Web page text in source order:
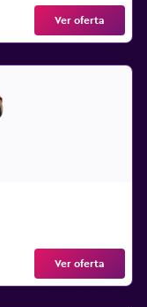
Ver oferta
Ver oferta